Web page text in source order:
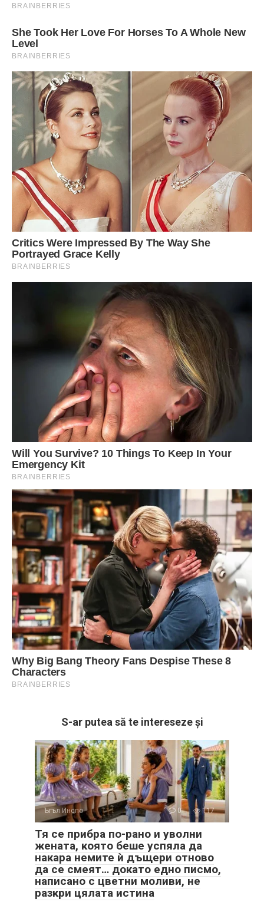
S-ar putea să te intereseze și
Ъгъл Инспо 0 117
Тя се прибра по-рано и уволни
жената, която беше успяла да
накара немите ѝ дъщери отново
да се смеят… докато едно писмо,
написано с цветни моливи, не
разкри цялата истина